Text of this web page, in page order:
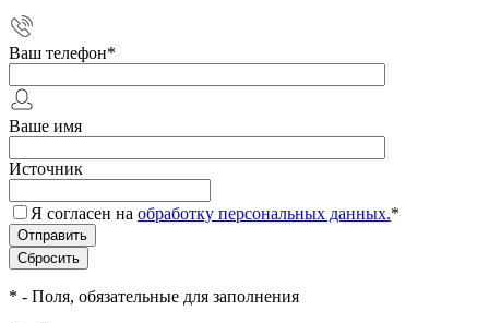
Ваш телефон*
Ваше имя
Источник
Я согласен на обработку персональных данных.*
* - Поля, обязательные для заполнения